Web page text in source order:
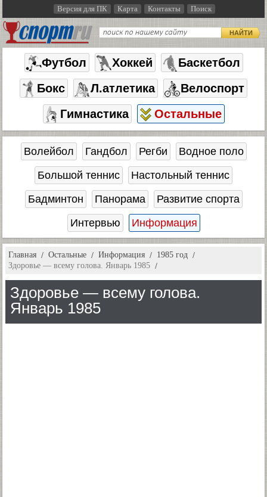
Версия для ПК Карта Контакты Поиск
НАЙТИ
Футбол Хоккей
Баскетбол
Бокс
Л.атлетика
Велоспорт
Гимнастика
Остальные
Волейбол Гандбол Регби
Водное поло
Большой теннис
Настольный теннис
Бадминтон
Панорама
Развитие спорта
Интервью
Информация
Главная Остальные Информация
1985 год
Здоровье — всему голова. Январь 1985
Здоровье — всему голова.
Январь 1985